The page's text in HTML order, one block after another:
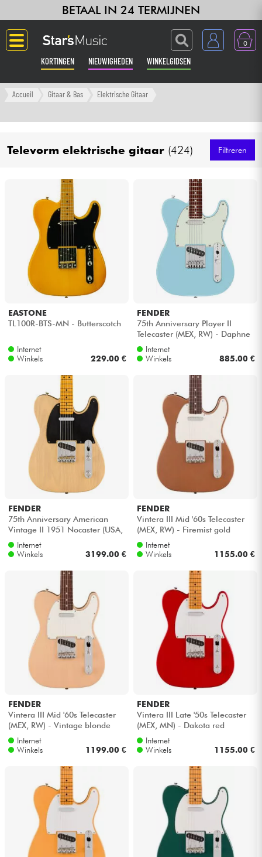
BETAAL IN 24 TERMIJNEN
0
KORTINGEN NIEUWIGHEDEN WINKELGIDSEN
Langue
Versterker & Effecten
Toetsenbord & Piano
Synths & samplers
Home-studio
Hoofdtelefoon
Licht
Drums & percussie
Blaasinstrument
Viool & Quatuor
Kinderen
Kabels & toebehoren
Sets
Bekijk onze merken
Accueil Gitaar & Bas Elektrische Gitaar
Televorm elektrische gitaar (424) Filtreren
EASTONE
TL100R-BTS-MN - Butterscotch
Internet
Winkels
229.00 €
FENDER
75th Anniversary Player II
Telecaster (MEX, RW) - Daphne
blueInternet
Winkels
885.00 €
FENDER
75th Anniversary American
Vintage II 1951 Nocaster (USA,
MN) - Blonde
Internet
Winkels
3199.00 €
FENDER
Vintera III Mid '60s Telecaster
(MEX, RW) - Firemist gold
Internet
Winkels
1155.00 €
FENDER
Vintera III Mid '60s Telecaster
(MEX, RW) - Vintage blonde
Internet
Winkels
1199.00 €
FENDER
Vintera III Late '50s Telecaster
(MEX, MN) - Dakota red
Internet
Winkels
1155.00 €